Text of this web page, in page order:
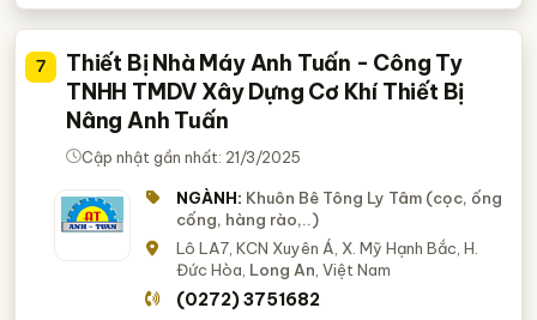
7
Thiết Bị Nhà Máy Anh Tuấn - Công Ty
TNHH TMDV Xây Dựng Cơ Khí Thiết Bị
Nâng Anh Tuấn
Cập nhật gần nhất: 21/3/2025
NGÀNH: Khuôn Bê Tông Ly Tâm (cọc, ống
cống, hàng rào,..)
Lô LA7, KCN Xuyên Á, X. Mỹ Hạnh Bắc, H.
Đức Hòa, Long An , Việt Nam
(0272) 3751682